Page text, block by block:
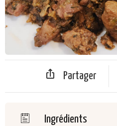
Partager
Ingrédients